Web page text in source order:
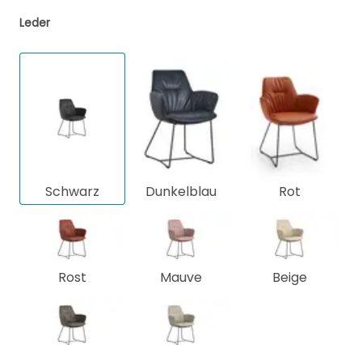
Leder
Schwarz Dunkelblau Rot
Rost Mauve Beige